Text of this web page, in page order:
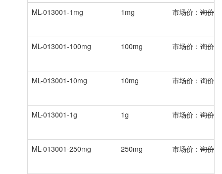
ML-013001-1mg
1mg 市场价： 询价
ML-013001-100mg 100mg 市场价： 询价
ML-013001-10mg 10mg 市场价： 询价
ML-013001-1g 1g 市场价： 询价
ML-013001-250mg 250mg 市场价： 询价